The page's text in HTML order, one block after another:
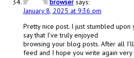
browser says:
January 8, 2025 at 9:36 pm
Pretty nice post. I just stumbled
say that I’ve truly enjoyed
browsing your blog posts. After all
feed and I hope you write again very